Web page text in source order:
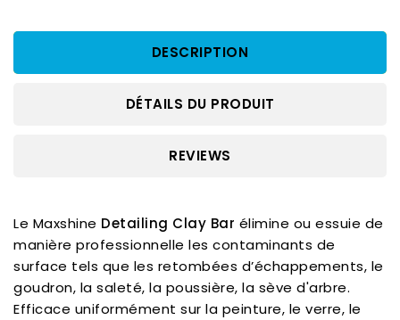
DESCRIPTION
DÉTAILS DU PRODUIT
REVIEWS
Le Maxshine Detailing Clay Bar élimine ou essuie de
manière professionnelle les contaminants de
surface tels que les retombées d’échappements, le
goudron, la saleté, la poussière, la sève d'arbre.
Efficace uniformément sur la peinture, le verre, le